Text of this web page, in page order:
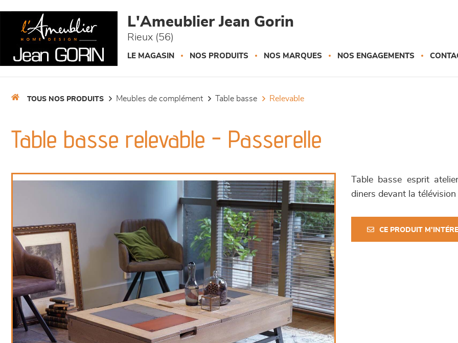
L'Ameublier Jean Gorin
Rieux (56)
LE MAGASIN NOS PRODUITS NOS MARQUES NOS ENGAGEMENTS
TOUS NOS PRODUITS meubles de complément table basse relevable
Table basse relevable - Passerelle
Table basse esprit
diners devant la
CE PRODUIT